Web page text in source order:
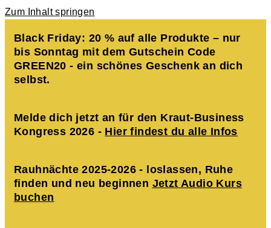
Zum Inhalt springen
Black Friday: 20 % auf alle Produkte – nur
bis Sonntag mit dem Gutschein Code
GREEN20 - ein schönes Geschenk an dich
selbst.
Melde dich jetzt an für den Kraut-Business
Kongress 2026 - Hier findest du alle Infos
Rauhnächte 2025-2026 - loslassen, Ruhe
finden und neu beginnen Jetzt Audio Kurs
buchen